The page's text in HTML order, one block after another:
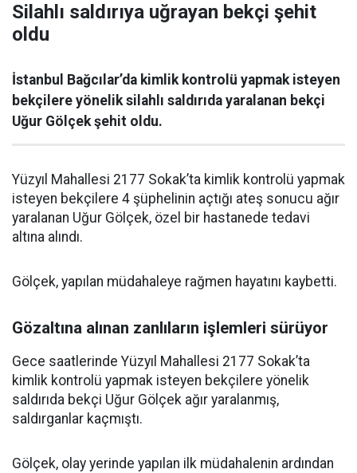
Silahlı saldırıya uğrayan bekçi şehit
oldu
İstanbul Bağcılar’da kimlik kontrolü yapmak isteyen
bekçilere yönelik silahlı saldırıda yaralanan bekçi
Uğur Gölçek şehit oldu.
Yüzyıl Mahallesi 2177 Sokak’ta kimlik kontrolü yapmak
isteyen bekçilere 4 şüphelinin açtığı ateş sonucu ağır
yaralanan Uğur Gölçek, özel bir hastanede tedavi
altına alındı.
Gölçek, yapılan müdahaleye rağmen hayatını kaybetti.
Gözaltına alınan zanlıların işlemleri sürüyor
Gece saatlerinde Yüzyıl Mahallesi 2177 Sokak’ta
kimlik kontrolü yapmak isteyen bekçilere yönelik
saldırıda bekçi Uğur Gölçek ağır yaralanmış,
saldırganlar kaçmıştı.
Gölçek, olay yerinde yapılan ilk müdahalenin ardından